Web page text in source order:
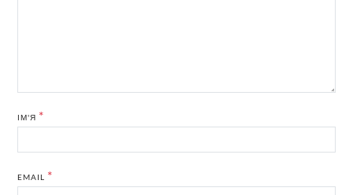
ІМ'Я *
EMAIL *